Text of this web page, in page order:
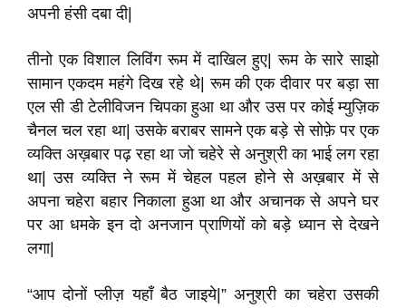
अपनी हंसी दबा दी|
तीनो एक विशाल लिविंग रूम में दाखिल हुए| रूम के सारे साझो
सामान एकदम महंगे दिख रहे थे| रूम की एक दीवार पर बड़ा सा
एल सी डी टेलीविजन चिपका हुआ था और उस पर कोई म्युज़िक
चैनल चल रहा था| उसके बराबर सामने एक बड़े से सोफ़े पर एक
व्यक्ति अख़बार पढ़ रहा था जो चहेरे से अनुश्री का भाई लग रहा
था| उस व्यक्ति ने रूम में चेहल पहल होने से अख़बार में से
अपना चहेरा बहार निकाला हुआ था और अचानक से अपने घर
पर आ धमके इन दो अनजान प्राणियों को बड़े ध्यान से देखने
लगा|
“आप दोनों प्लीज़ यहाँ बैठ जाइये|” अनुश्री का चहेरा उसकी